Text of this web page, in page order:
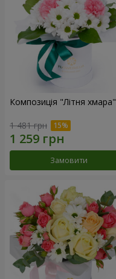
Композиція "Літня хмара"
1 481 грн
Замовити